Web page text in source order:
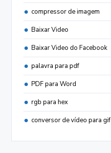
compressor de imagem
Baixar Video
Baixar Video do Facebook
palavra para pdf
PDF para Word
rgb para hex
conversor de vídeo para gif